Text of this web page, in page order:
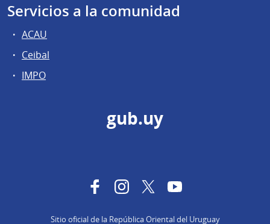
Servicios a la comunidad
ACAU
Ceibal
IMPO
gub.uy
FacebookInstagram
TwitterYouTube
Sitio oficial de la República Oriental del Uruguay